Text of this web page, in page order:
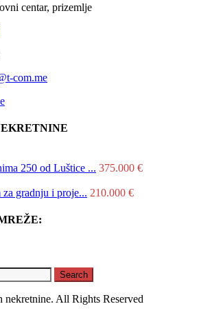
centar, prizemlje
com.me
250 od Luštice ... 375.000 €
gradnju i proje... 210.000 €
Search
All Rights Reserved